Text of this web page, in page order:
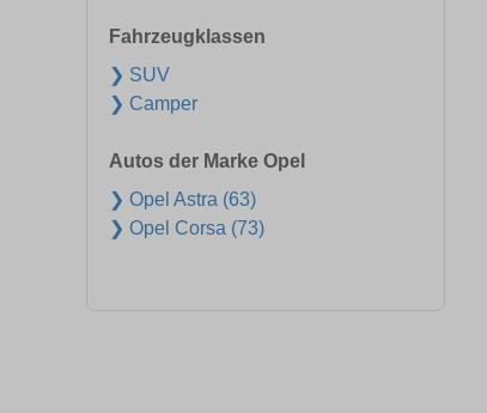
Fahrzeugklassen
❯ SUV
❯ Camper
Autos der Marke Opel
❯ Opel Astra (63)
❯ Opel Corsa (73)